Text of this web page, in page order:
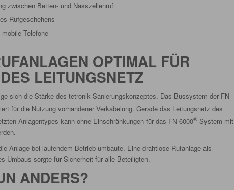
zwischen Betten- und Nasszellenruf
Rufgeschehens
Telefone
OPTIMAL FÜR
LEITUNGSNETZ
sich die Stärke des tetronik Sanierungskonzeptes. Das Bussystem der FN
für die Nutzung vorhandener Verkabelung. Gerade das Leitungsnetz des
Anlagentypes kann ohne Einschränkungen für das FN 6000® System mit
Anlage bei laufendem Betrieb umbaute. Eine drahtlose Rufanlage als
Umbaus sorgte für Sicherheit für alle Beteiligten.
ANDERS?